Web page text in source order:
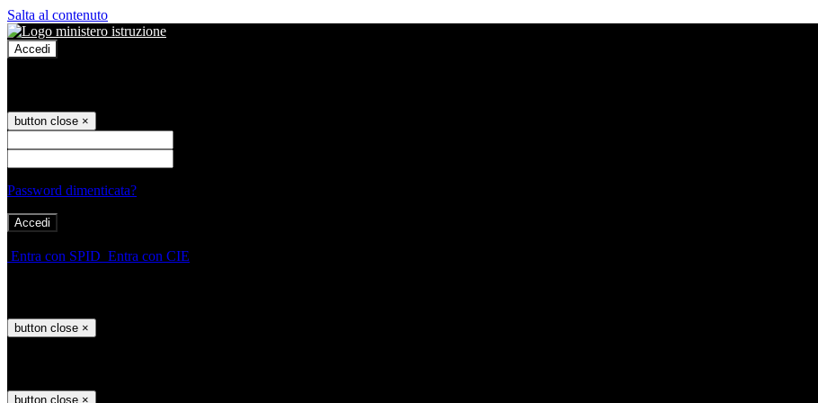
Salta al contenuto
Accedi
button close ×
Password dimenticata?
Entra con SPID Entra con CIE
button close ×
button close ×